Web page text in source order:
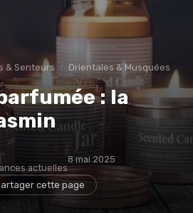
& Senteurs Orientales & Musquées
: la
actuelles
8 mai 2025
cette page